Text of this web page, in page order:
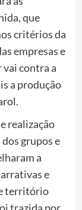
que
critérios da
empresas e
contra a
a produção
realização
grupos e
a
e
território